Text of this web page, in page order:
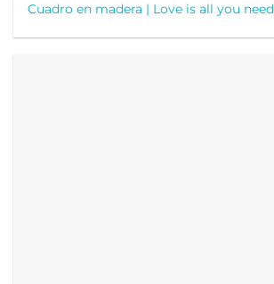
Cuadro en madera | Love is all you need